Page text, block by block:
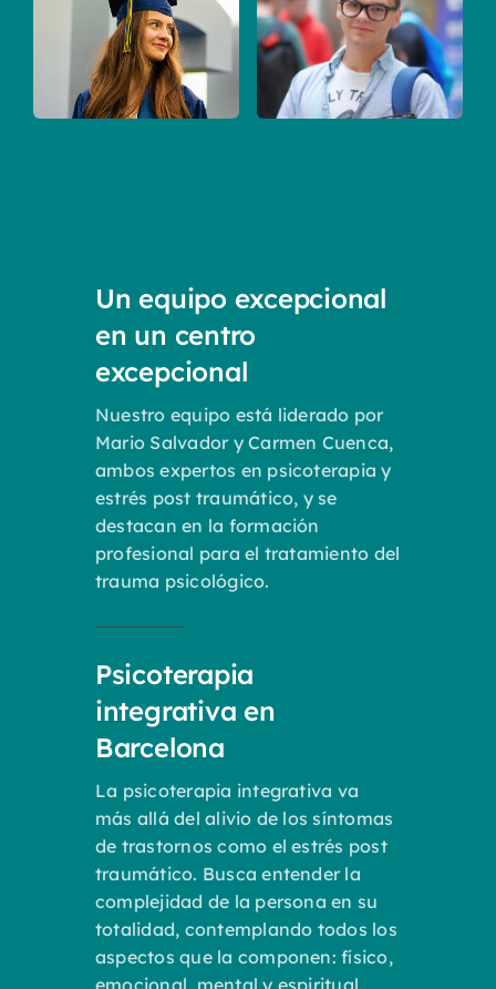
Un equipo excepcional
en un centro
excepcional
Nuestro equipo está liderado por
Mario Salvador y Carmen Cuenca,
ambos expertos en psicoterapia y
estrés post traumático, y se
destacan en la formación
profesional para el tratamiento del
trauma psicológico.
Psicoterapia
integrativa en
Barcelona
La psicoterapia integrativa va
más allá del alivio de los síntomas
de trastornos como el estrés post
traumático. Busca entender la
complejidad de la persona en su
totalidad, contemplando todos los
aspectos que la componen: físico,